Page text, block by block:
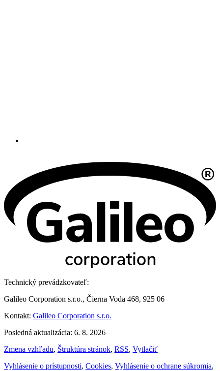
Technický prevádzkovateľ:
Galileo Corporation s.r.o., Čierna Voda 468, 925 06
Kontakt: Galileo Corporation s.r.o.
Posledná aktualizácia: 6. 8. 2026
Zmena vzhľadu, Štruktúra stránok, RSS, Vytlačiť
Vyhlásenie o prístupnosti, Cookies, Vyhlásenie o ochrane súkromia,